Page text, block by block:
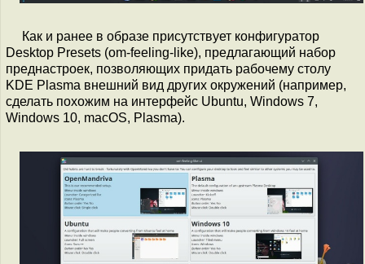
Как и ранее в образе присутствует конфигуратор
Desktop Presets (om-feeling-like), предлагающий набор
преднастроек, позволяющих придать рабочему столу
KDE Plasma внешний вид других окружений (например,
сделать похожим на интерфейс Ubuntu, Windows 7,
Windows 10, macOS, Plasma).